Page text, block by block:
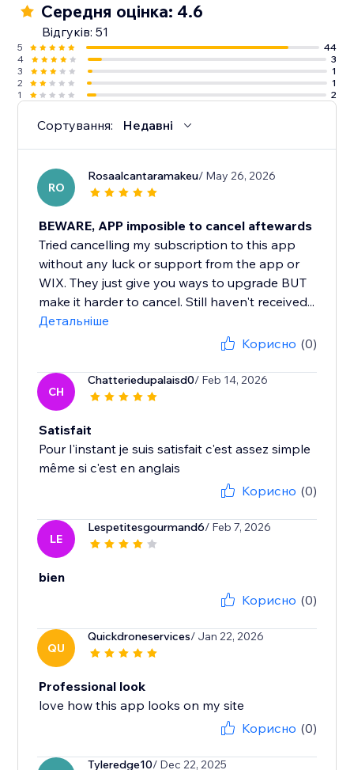
Середня оцінка: 4.6
Відгуків: 51
5
44
4
3
3
1
2
1
1
2
Сортування: Недавні
RO
Rosaalcantaramakeu/ May 26, 2026
BEWARE, APP imposible to cancel aftewards
Tried cancelling my subscription to this app
without any luck or support from the app or
WIX. They just give you ways to upgrade BUT
make it harder to cancel. Still haven't received...
Детальніше
Корисно (0)
CH
Chatteriedupalaisd0/ Feb 14, 2026
Satisfait
Pour l'instant je suis satisfait c'est assez simple
même si c'est en anglais
Корисно (0)
LE
Lespetitesgourmand6/ Feb 7, 2026
bien
Корисно (0)
QU
Quickdroneservices/ Jan 22, 2026
Professional look
love how this app looks on my site
Корисно (0)
Tyleredge10/ Dec 22, 2025